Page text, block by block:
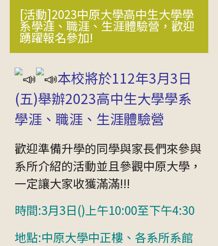
[活動]2023中原大學高中生大學學
系學涯、職涯、生涯體驗營，歡迎
踴躍報名參加!
本校將於112年3月3日
(五)舉辦2023高中生大學學系
學涯、職涯、生涯體驗營
歡迎準備升學的同學與家長們來參與
系所介紹的活動並且參觀中原大學，
一定讓大家收獲滿滿!!!
時間:3月3日()上午10:00至下午4:30
地點:中原大學中正樓、各系所系館